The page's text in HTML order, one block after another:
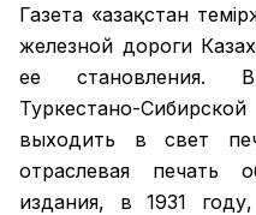
Газета «Қазақстан
железной дороги
ее становления.
Туркестано-
выходить в свет
отраслевая печать
издания, в 1931